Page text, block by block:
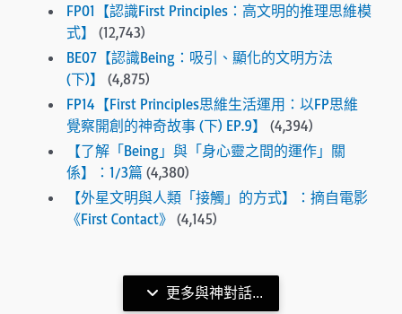
FP01【認識First Principles：高文明的推理思維模
式】
(12,743)
BE07【認識Being：吸引、顯化的文明方法
(下)】
(4,875)
FP14【First Principles思維生活運用：以FP思維
覺察開創的神奇故事 (下) EP.9】
(4,394)
【了解「Being」與「身心靈之間的運作」關
係】：1/3篇 (4,380)
【外星文明與人類「接觸」的方式】：摘自電影
《First Contact》
(4,145)
更多與神對話...